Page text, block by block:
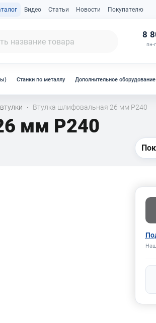
Видео Статьи Новости Покупателю
8
пн-
Станки по металлу Дополнительное оборудование
· Втулка шлифовальная 26 мм P240
мм P240